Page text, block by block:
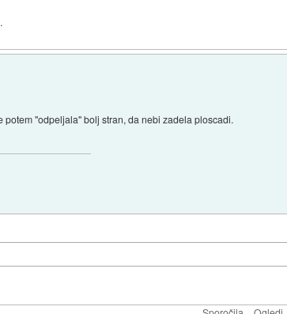
"odpeljala" bolj stran, da nebi zadela ploscadi.